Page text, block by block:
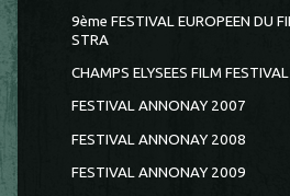
9ème FESTIVAL EUROPEEN DU
STRA
CHAMPS ELYSEES FILM
FESTIVAL ANNONAY 2007
FESTIVAL ANNONAY 2008
FESTIVAL ANNONAY 2009